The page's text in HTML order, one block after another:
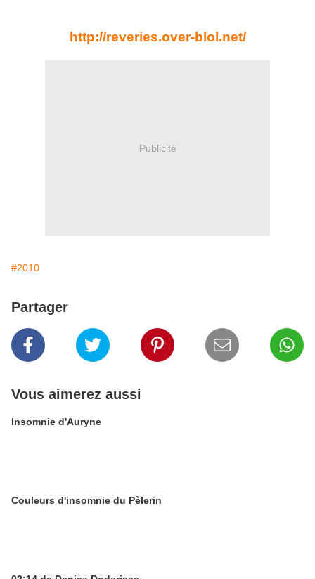
http://reveries.over-blol.net/
Publicité
#2010
Partager
Vous aimerez aussi
Insomnie d'Auryne
Couleurs d'insomnie du Pèlerin